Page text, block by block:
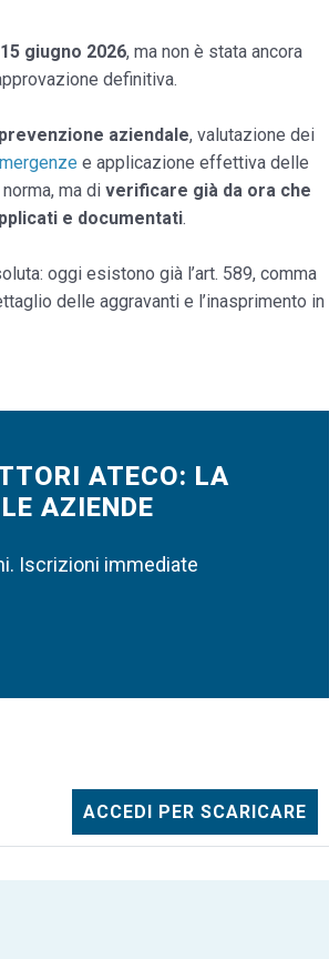
15 giugno 2026, ma non è stata ancora
definitiva.
prevenzione aziendale, valutazione dei
e applicazione effettiva delle
ma di verificare già da ora che
e documentati.
oggi esistono già l’art. 589, comma
delle aggravanti e l’inasprimento in
ATECO: LA
AZIENDE
Iscrizioni immediate
ACCEDI PER SCARICARE